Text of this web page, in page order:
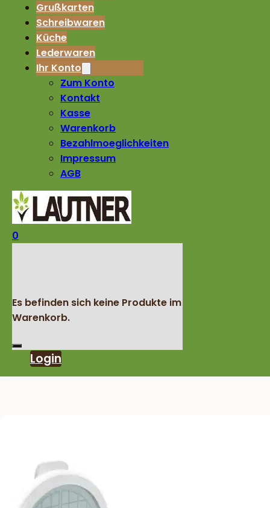
Grußkarten
Schreibwaren
Küche
Lederwaren
Ihr Konto
Zum Konto
Kontakt
Kasse
Warenkorb
Bezahlmoeglichkeiten
Impressum
AGB
0
Es befinden sich keine Produkte im
Warenkorb.
Login